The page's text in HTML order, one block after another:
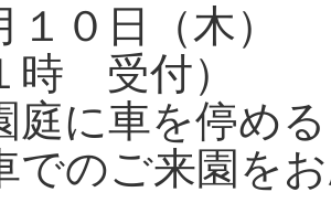
１０日（木
時 受付）
に車を停める
でのご来園を